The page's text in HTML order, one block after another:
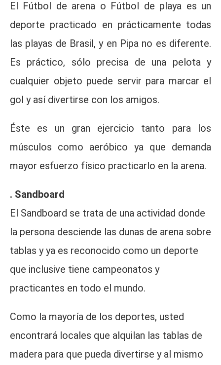
El Fútbol de arena o Fútbol de playa es un
deporte practicado en prácticamente todas
las playas de Brasil, y en Pipa no es diferente.
Es práctico, sólo precisa de una pelota y
cualquier objeto puede servir para marcar el
gol y así divertirse con los amigos.
Éste es un gran ejercicio tanto para los
músculos como aeróbico ya que demanda
mayor esfuerzo físico practicarlo en la arena.
. Sandboard
El Sandboard se trata de una actividad donde
la persona desciende las dunas de arena sobre
tablas y ya es reconocido como un deporte
que inclusive tiene campeonatos y
practicantes en todo el mundo.
Como la mayoría de los deportes, usted
encontrará locales que alquilan las tablas de
madera para que pueda divertirse y al mismo